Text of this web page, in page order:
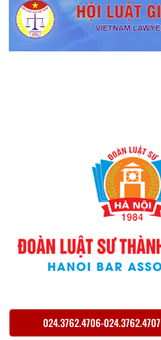
024.3762.4706-024.3762.4707